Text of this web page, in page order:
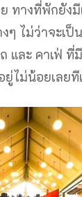
ทางที่พักยัง
ๆ ไม่ว่าจะเป็
และ คาเฟ่
ยู่ไม่น้อยเลยที